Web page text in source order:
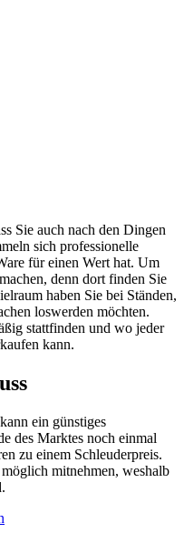
Sie auch nach den Dingen
sich professionelle
für einen Wert hat. Um
denn dort finden Sie
haben Sie bei Ständen,
loswerden möchten.
stattfinden und wo jeder
kann.
ein günstiges
des Marktes noch einmal
zu einem Schleuderpreis.
mitnehmen, weshalb